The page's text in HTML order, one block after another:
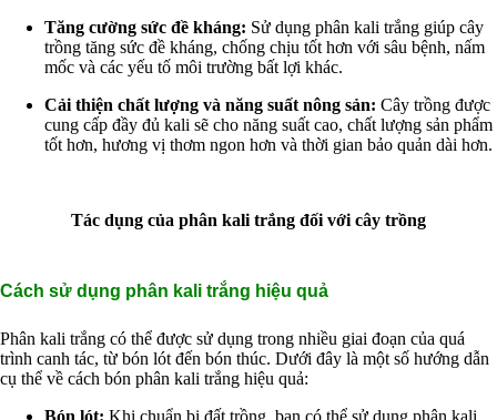
Ngành Thủy Tinh
Ngành Dệt Nhuộm
Ngành Sơn
Ngành In Ấn Bao Bì
Ngành Gốm Sứ
Ngành Gỗ
Ngành Mỹ Phẩm
Ngành Hóa Dầu
Tuyển dụng
Tăng cường sức đề kháng: Sử dụng phân kali trắng giúp cây
trồng tăng sức đề kháng, chống chịu tốt hơn với sâu bệnh, nấm
mốc và các yếu tố môi trường bất lợi khác.
Cải thiện chất lượng và năng suất nông sản: Cây trồng được
cung cấp đầy đủ kali sẽ cho năng suất cao, chất lượng sản phẩm
tốt hơn, hương vị thơm ngon hơn và thời gian bảo quản dài hơn.
Tác dụng của phân kali trắng đối với cây trồng
Cách sử dụng phân kali trắng hiệu quả
Phân kali trắng có thể được sử dụng trong nhiều giai đoạn của quá
trình canh tác, từ bón lót đến bón thúc. Dưới đây là một số hướng dẫn
cụ thể về cách bón phân kali trắng hiệu quả:
Bón lót: Khi chuẩn bị đất trồng, bạn có thể sử dụng phân kali